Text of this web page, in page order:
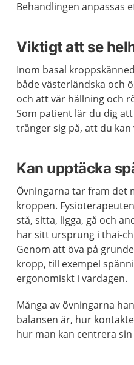
Behandlingen anpassas
Viktigt att se
Inom basal
både västerländska och
och att vår hållning och
Som patient lär du dig
tränger sig på, att du
Kan upptäcka
Övningarna tar fram det
kroppen.
stå, sitta, ligga, gå och
har sitt ursprung i thai-
Genom att öva på
kropp, till exempel
ergonomiskt i vardagen.
Många av övningarna
balansen är, hur
hur man kan centrera